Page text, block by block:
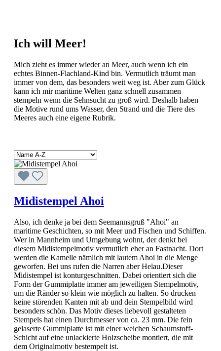
Ich will Meer!
Mich zieht es immer wieder an Meer, auch wenn ich ein
echtes Binnen-Flachland-Kind bin. Vermutlich träumt man
immer von dem, das besonders weit weg ist. Aber zum Glück
kann ich mir maritime Welten ganz schnell zusammen
stempeln wenn die Sehnsucht zu groß wird. Deshalb haben
die Motive rund ums Wasser, den Strand und die Tiere des
Meeres auch eine eigene Rubrik.
Midistempel Ahoi
Also, ich denke ja bei dem Seemannsgruß "Ahoi" an
maritime Geschichten, so mit Meer und Fischen und Schiffen.
Wer in Mannheim und Umgebung wohnt, der denkt bei
diesem Midistempelmotiv vermutlich eher an Fastnacht. Dort
werden die Kamelle nämlich mit lautem Ahoi in die Menge
geworfen. Bei uns rufen die Narren aber Helau.Dieser
Midistempel ist konturgeschnitten. Dabei orientiert sich die
Form der Gummiplatte immer am jeweiligen Stempelmotiv,
um die Ränder so klein wie möglich zu halten. So drucken
keine störenden Kanten mit ab und dein Stempelbild wird
besonders schön. Das Motiv dieses liebevoll gestalteten
Stempels hat einen Durchmesser von ca. 23 mm. Die fein
gelaserte Gummiplatte ist mit einer weichen Schaumstoff-
Schicht auf eine unlackierte Holzscheibe montiert, die mit
dem Originalmotiv bestempelt ist.